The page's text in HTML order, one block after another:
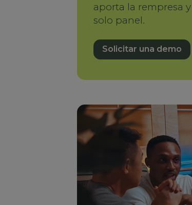
aporta la rempresa
solo panel.
Solicitar una demo